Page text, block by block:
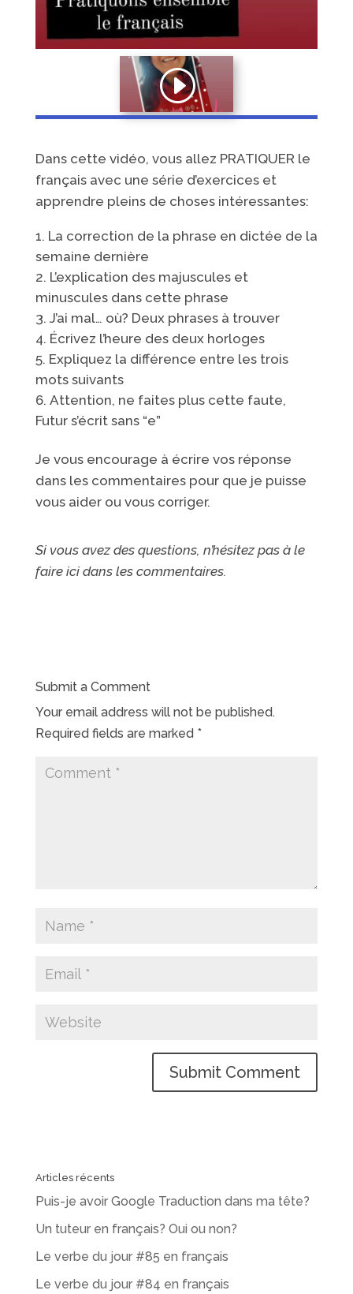
Dans cette vidéo, vous allez PRATIQUER le
français avec une série d’exercices et
apprendre pleins de choses intéressantes:
La correction de la phrase en dictée de la
semaine dernière
L’explication des majuscules et
minuscules dans cette phrase
J’ai mal… où? Deux phrases à trouver
Écrivez l’heure des deux horloges
Expliquez la différence entre les trois
mots suivants
Attention, ne faites plus cette faute,
Futur s’écrit sans “e”
Je vous encourage à écrire vos réponse
dans les commentaires pour que je puisse
vous aider ou vous corriger.
Si vous avez des questions, n’hésitez pas à le
faire ici dans les commentaires.
Submit a Comment
Your email address will not be published.
Required fields are marked *
Articles récents
Puis-je avoir Google Traduction dans ma tête?
Un tuteur en français? Oui ou non?
Le verbe du jour #85 en français
Le verbe du jour #84 en français